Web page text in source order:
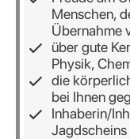
Menschen,
Übernahme
über gute
Physik,
die
bei Ihnen
Inhaberin/
Jagdscheins